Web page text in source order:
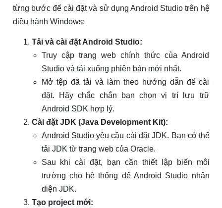
từng bước để cài đặt và sử dụng Android Studio trên hệ
điều hành Windows:
Tải và cài đặt Android Studio:
Truy cập trang web chính thức của Android
Studio và tải xuống phiên bản mới nhất.
Mở tệp đã tải và làm theo hướng dẫn để cài
đặt. Hãy chắc chắn bạn chọn vị trí lưu trữ
Android SDK hợp lý.
Cài đặt JDK (Java Development Kit):
Android Studio yêu cầu cài đặt JDK. Bạn có thể
tải JDK từ trang web của Oracle.
Sau khi cài đặt, bạn cần thiết lập biến môi
trường cho hệ thống để Android Studio nhận
diện JDK.
Tạo project mới: